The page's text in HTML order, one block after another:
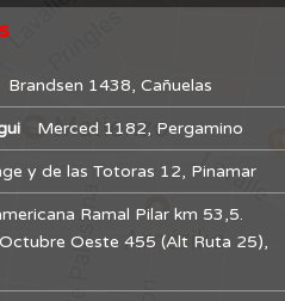
Brandsen 1438, Cañuelas
Merced 1182, Pergamino
y de las Totoras 12, Pinamar
Ramal Pilar km 53,5.
Oeste 455 (Alt Ruta 25),